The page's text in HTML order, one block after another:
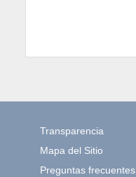
Transparencia
Mapa del Sitio
Preguntas frecuentes